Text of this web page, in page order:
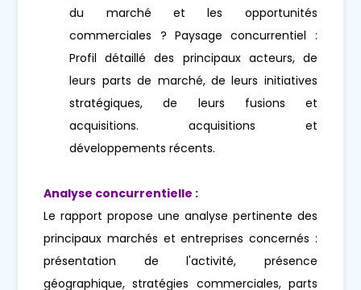
du marché et les opportunités
commerciales ? Paysage concurrentiel :
Profil détaillé des principaux acteurs, de
leurs parts de marché, de leurs initiatives
stratégiques, de leurs fusions et
acquisitions. acquisitions et
développements récents.
Analyse concurrentielle :
Le rapport propose une analyse pertinente des
principaux marchés et entreprises concernés :
présentation de l'activité, présence
géographique, stratégies commerciales, parts